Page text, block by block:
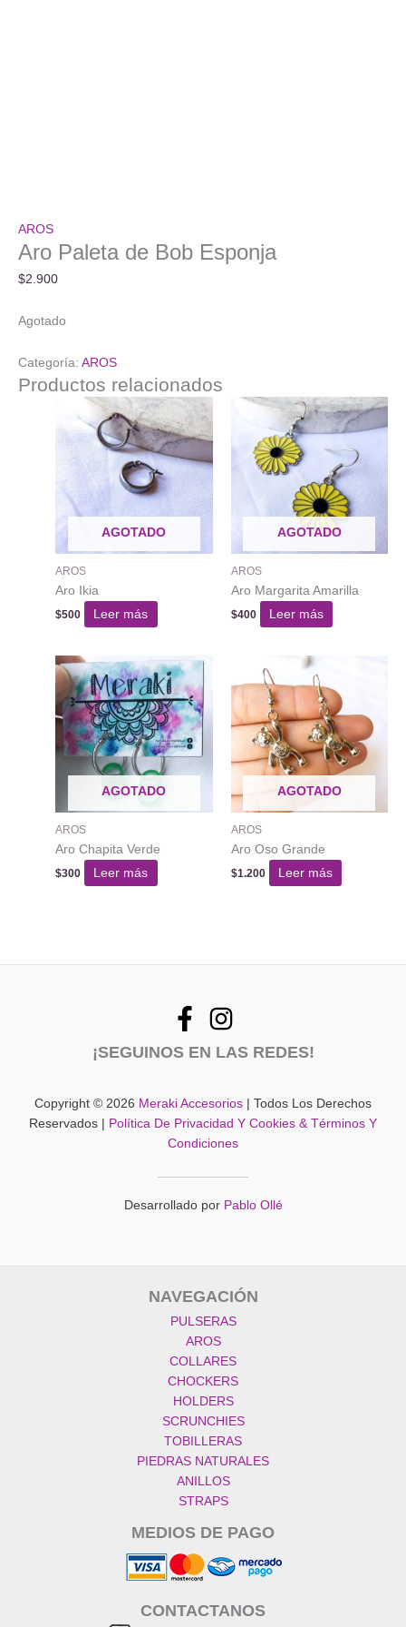
AROS
Aro Paleta de Bob Esponja
$2.900
Agotado
Categoría: AROS
Productos relacionados
AGOTADO
AROS
Aro Ikia
$500 Leer más
AGOTADO
AROS
Aro Margarita Amarilla
$400 Leer más
AGOTADO
AROS
Aro Chapita Verde
$300 Leer más
AGOTADO
AROS
Aro Oso Grande
$1.200 Leer más
¡SEGUINOS EN LAS REDES!
Copyright © 2026 Meraki Accesorios | Todos Los Derechos
Reservados |
Política De Privacidad Y Cookies & Términos Y
Condiciones
Desarrollado por Pablo Ollé
NAVEGACIÓN
PULSERAS
AROS
COLLARES
CHOCKERS
HOLDERS
SCRUNCHIES
TOBILLERAS
PIEDRAS NATURALES
ANILLOS
STRAPS
MEDIOS DE PAGO
CONTACTANOS